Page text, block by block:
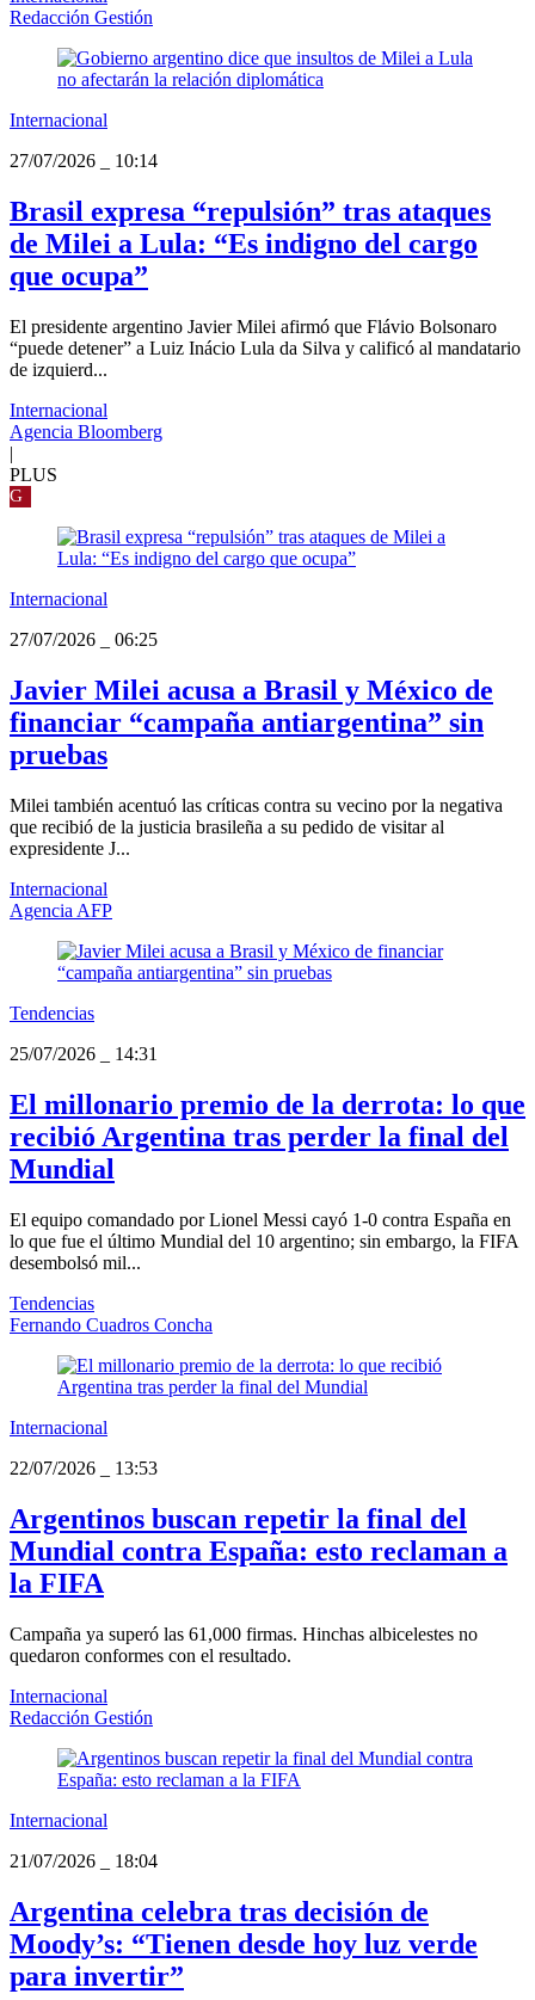
Redacción Gestión
Internacional
27/07/2026
10:14
Brasil expresa “repulsión” tras ataques
de Milei a Lula: “Es indigno del cargo
que ocupa”
El presidente argentino Javier Milei afirmó que Flávio Bolsonaro
“puede detener” a Luiz Inácio Lula da Silva y calificó al mandatario
de izquierd...
Internacional
Agencia Bloomberg
|
PLUS
G
Internacional
27/07/2026
06:25
Javier Milei acusa a Brasil y México de
financiar “campaña antiargentina” sin
pruebas
Milei también acentuó las críticas contra su vecino por la negativa
que recibió de la justicia brasileña a su pedido de visitar al
expresidente J...
Internacional
Agencia AFP
Tendencias
25/07/2026
14:31
El millonario premio de la derrota: lo que
recibió Argentina tras perder la final del
Mundial
El equipo comandado por Lionel Messi cayó 1-0 contra España en
lo que fue el último Mundial del 10 argentino; sin embargo, la FIFA
desembolsó mil...
Tendencias
Fernando Cuadros Concha
Internacional
22/07/2026
13:53
Argentinos buscan repetir la final del
Mundial contra España: esto reclaman a
la FIFA
Campaña ya superó las 61,000 firmas. Hinchas albicelestes no
quedaron conformes con el resultado.
Internacional
Redacción Gestión
Internacional
21/07/2026
18:04
Argentina celebra tras decisión de
Moody’s: “Tienen desde hoy luz verde
para invertir”